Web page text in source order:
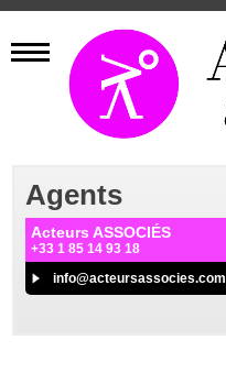
Agents
Acteurs ASSOCIÉS
+33 1 85 14 93 18
info@acteursassocies.com